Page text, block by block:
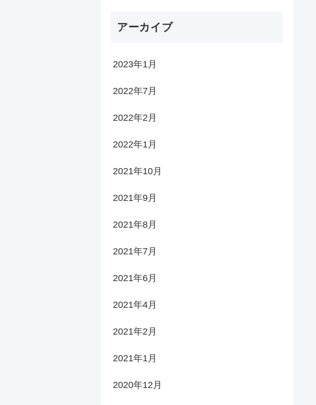
アーカイブ
2023年1月
2022年7月
2022年2月
2022年1月
2021年10月
2021年9月
2021年8月
2021年7月
2021年6月
2021年4月
2021年2月
2021年1月
2020年12月